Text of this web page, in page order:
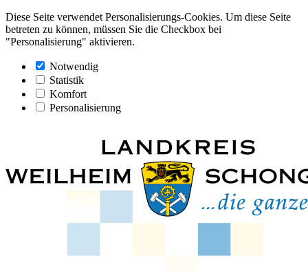
Diese Seite verwendet Personalisierungs-Cookies. Um diese Seite
betreten zu können, müssen Sie die Checkbox bei
"Personalisierung" aktivieren.
Notwendig
Statistik
Komfort
Personalisierung